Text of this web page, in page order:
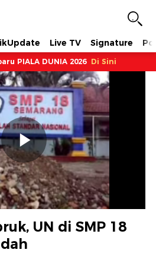
Live TV Signature
PIALA DUNIA 2026 Di Sini
Memutarkan
Video
UN di SMP 18